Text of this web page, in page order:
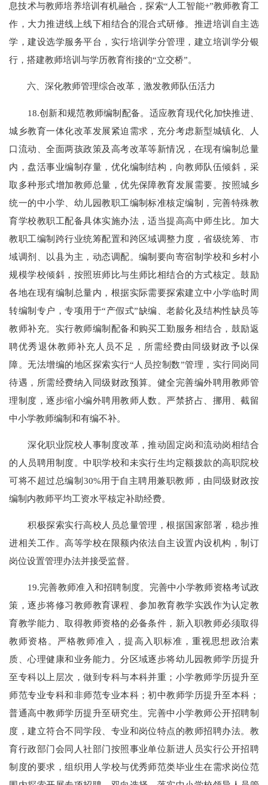
息技术与教师培养培训有机融合，探索“人工智能+”教师教育工
作，大力推进线上线下相结合的混合式研修。推进培训自主选
学，建设选学服务平台，实行培训学分管理，建立培训学分银
行，搭建教师培训与学历教育衔接的“立交桥”。
六、深化教师管理综合改革，激发教师队伍活力
18.创新和规范教师编制配备。适应教育现代化加快推进、
城乡教育一体化改革发展紧迫需求，充分考虑新型城镇化、人
口流动、全面两孩政策及高考改革等新情况，在现有编制总量
内，盘活事业编制存量，优化编制结构，向教师队伍倾斜，采
取多种形式增加教师总量，优先保障教育发展需要。按照城乡
统一的中小学、幼儿园教职工编制标准核定编制，完善特殊教
育学校教职工配备具体实施办法，适当提高高中师生比。加大
教职工编制跨行业统筹配置和跨区域调整力度，省级统筹、市
域调剂、以县为主，动态调配。编制要向寄宿制学校和乡村小
规模学校倾斜，按照班师比与生师比相结合的方式核定。鼓励
各地在现有编制总量内，根据实际需要探索建立中小学临时周
转编制专户，专项用于“产假式”缺编、老龄化及结构性缺员等
教师补充。实行教师编制配备和购买工勤服务相结合，鼓励返
聘优秀退休教师补充人员不足，所需经费由同级财政予以保
障。无法增编的地区探索实行“人员控制数”管理，实行同岗同
待遇，所需经费纳入同级财政预算。健全完善编外聘用教师管
理制度，逐步缩小编外聘用教师人数。严禁挤占、挪用、截留
中小学教师编制和有编不补。
深化职业院校人事制度改革，推动固定岗和流动岗相结合
的人员聘用制度。中职学校和未实行生均定额拨款的高职院校
可将不超过总编制30%用于自主聘用兼职教师，由同级财政按
编制内教师平均工资水平核定补助经费。
积极探索实行高校人员总量管理，根据国家部署，稳步推
进相关工作。高等学校在限额内依法自主设置内设机构，制订
岗位设置管理办法并接受监督。
19.完善教师准入和招聘制度。完善中小学教师资格考试政
策，逐步将修习教师教育课程、参加教育教学实践作为认定教
育教学能力、取得教师资格的必备条件，新入职教师必须取得
教师资格。严格教师准入，提高入职标准，重视思想政治素
质、心理健康和业务能力。分区域逐步将幼儿园教师学历提升
至专科以上层次，做到专科与本科并重；小学教师学历提升至
师范专业专科和非师范专业本科；初中教师学历提升至本科；
普通高中教师学历提升至研究生。完善中小学教师公开招聘制
度，建立符合不同学段、专业和岗位特点的教师招聘办法。教
育行政部门会同人社部门按照事业单位新进人员实行公开招聘
制度的要求，组织用人学校与优秀师范类毕业生在需求岗位范